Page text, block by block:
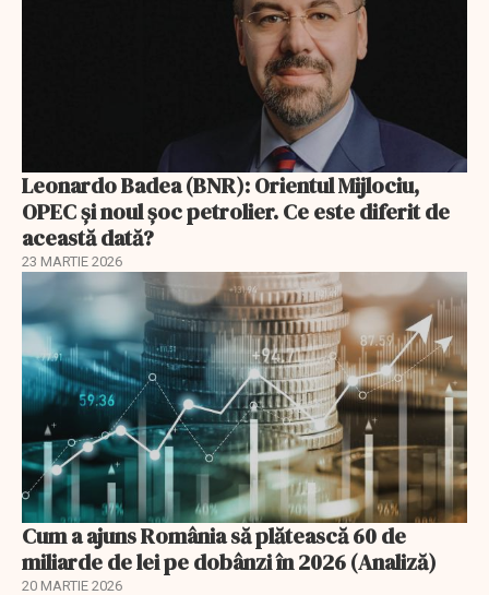
Leonardo Badea (BNR): Orientul Mijlociu,
OPEC și noul șoc petrolier. Ce este diferit de
această dată?
23 MARTIE 2026
Cum a ajuns România să plătească 60 de
miliarde de lei pe dobânzi în 2026 (Analiză)
20 MARTIE 2026